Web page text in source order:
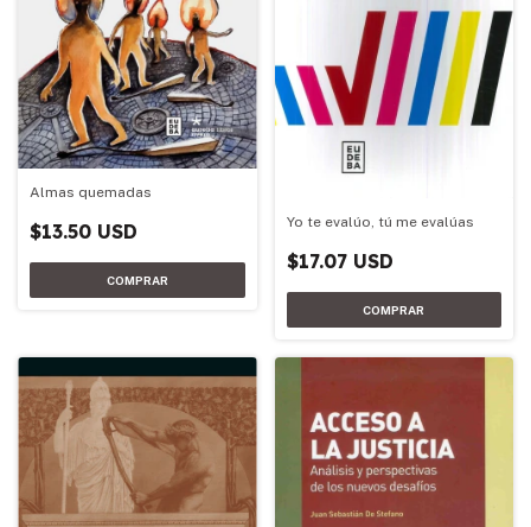
Almas quemadas
$13.50 USD Yo te evalúo, tú me evalúas
$17.07 USD